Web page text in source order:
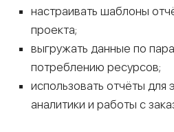
настраивать шаблоны
проекта;
выгружать данные по
потреблению ресурсов;
использовать отчёты для
аналитики и работы с